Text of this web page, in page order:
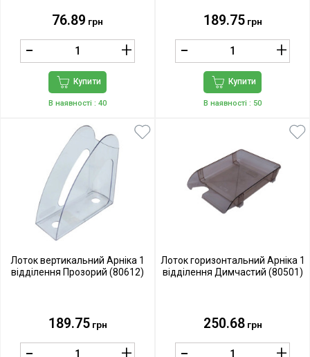
76.89 грн
Купити
В наявності : 40
189.75грн
Купити
В наявності : 50
Лоток вертикальний Арніка 1
відділення Прозорий (80612)
189.75грн
Лоток горизонтальний Арніка 1
відділення Димчастий (80501)
250.68грн